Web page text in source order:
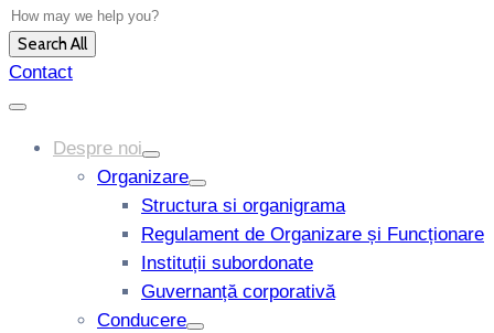
Search All
Contact
Despre noi
Organizare
Structura si organigrama
Regulament de Organizare și Funcționare
Instituții subordonate
Guvernanță corporativă
Conducere